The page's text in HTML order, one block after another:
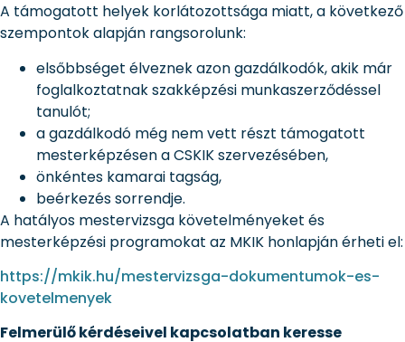
A támogatott helyek korlátozottsága miatt, a következő
szempontok alapján rangsorolunk:
elsőbbséget élveznek azon gazdálkodók, akik már
foglalkoztatnak szakképzési munkaszerződéssel
tanulót;
a gazdálkodó még nem vett részt támogatott
mesterképzésen a CSKIK szervezésében,
önkéntes kamarai tagság,
beérkezés sorrendje.
A hatályos mestervizsga követelményeket és
mesterképzési programokat az MKIK honlapján érheti el:
https://mkik.hu/mestervizsga-dokumentumok-es-
kovetelmenyek
Felmerülő kérdéseivel kapcsolatban keresse